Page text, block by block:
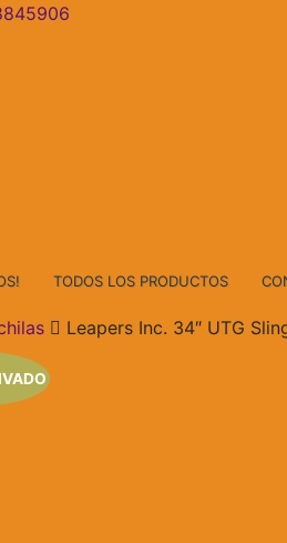
TODOS LOS PRODUCTOS
Leapers Inc. 34″ UTG